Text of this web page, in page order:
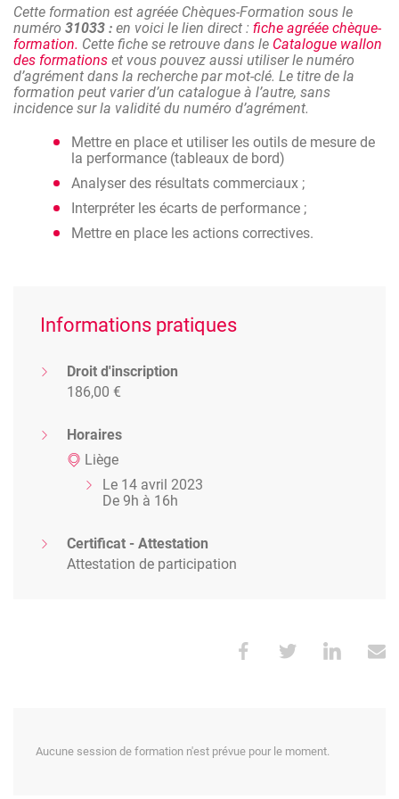
Cette formation est agréée Chèques-Formation sous le
numéro 31033 : en voici le lien direct : fiche agréée chèque-
formation. Cette fiche se retrouve dans le Catalogue wallon
des formations et vous pouvez aussi utiliser le numéro
d’agrément dans la recherche par mot-clé. Le titre de la
formation peut varier d’un catalogue à l’autre, sans
incidence sur la validité du numéro d’agrément.
Mettre en place et utiliser les outils de mesure de
la performance (tableaux de bord)
Analyser des résultats commerciaux ;
Interpréter les écarts de performance ;
Mettre en place les actions correctives.
Informations pratiques
Droit d'inscription
186,00 €
Horaires
Liège
Le 14 avril 2023
De 9h à 16h
Certificat - Attestation
Attestation de participation
Aucune session de formation n'est prévue pour le moment.